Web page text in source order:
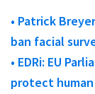
• Patrick
ban facial
• EDRi: EU
protect